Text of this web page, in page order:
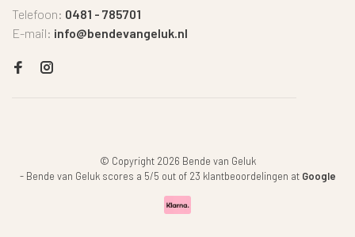
Telefoon: 0481 - 785701
E-mail: info@bendevangeluk.nl
© Copyright 2026 Bende van Geluk
- Bende van Geluk scores a 5/5 out of 23 klantbeoordelingen at Google